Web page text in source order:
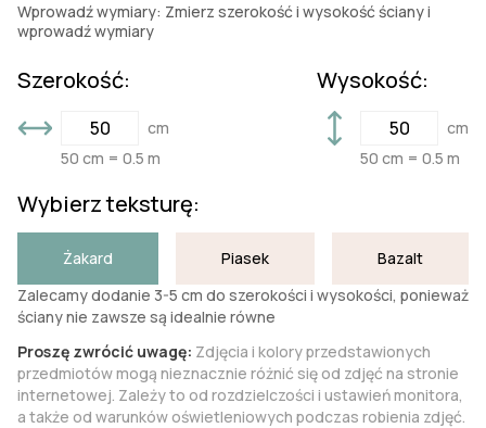
Wprowadź wymiary: Zmierz szerokość i wysokość ściany i
wprowadź wymiary
Szerokość:
cm
50 cm = 0.5 m
Wysokość:
cm
50 cm = 0.5 m
Wybierz teksturę:
Żakard Piasek
Bazalt
Zalecamy dodanie 3-5 cm do szerokości i wysokości, ponieważ
ściany nie zawsze są idealnie równe
Proszę zwrócić uwagę: Zdjęcia i kolory przedstawionych
przedmiotów mogą nieznacznie różnić się od zdjęć na stronie
internetowej. Zależy to od rozdzielczości i ustawień monitora,
a także od warunków oświetleniowych podczas robienia zdjęć.